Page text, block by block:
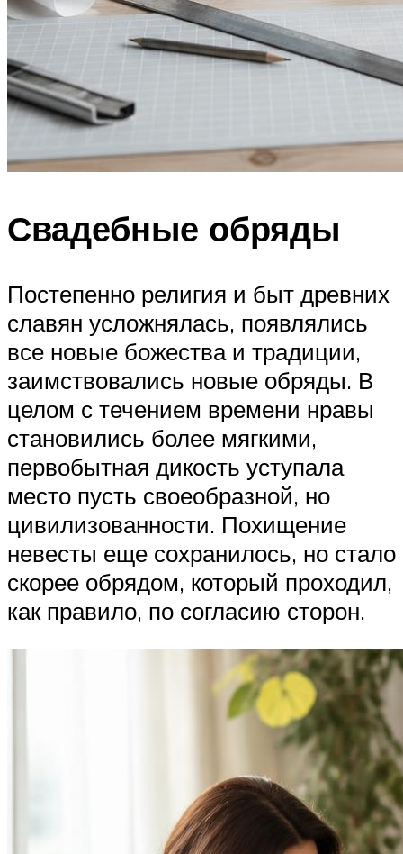
Свадебные обряды
Постепенно религия и быт древних
славян усложнялась, появлялись
все новые божества и традиции,
заимствовались новые обряды. В
целом с течением времени нравы
становились более мягкими,
первобытная дикость уступала
место пусть своеобразной, но
цивилизованности. Похищение
невесты еще сохранилось, но стало
скорее обрядом, который проходил,
как правило, по согласию сторон.